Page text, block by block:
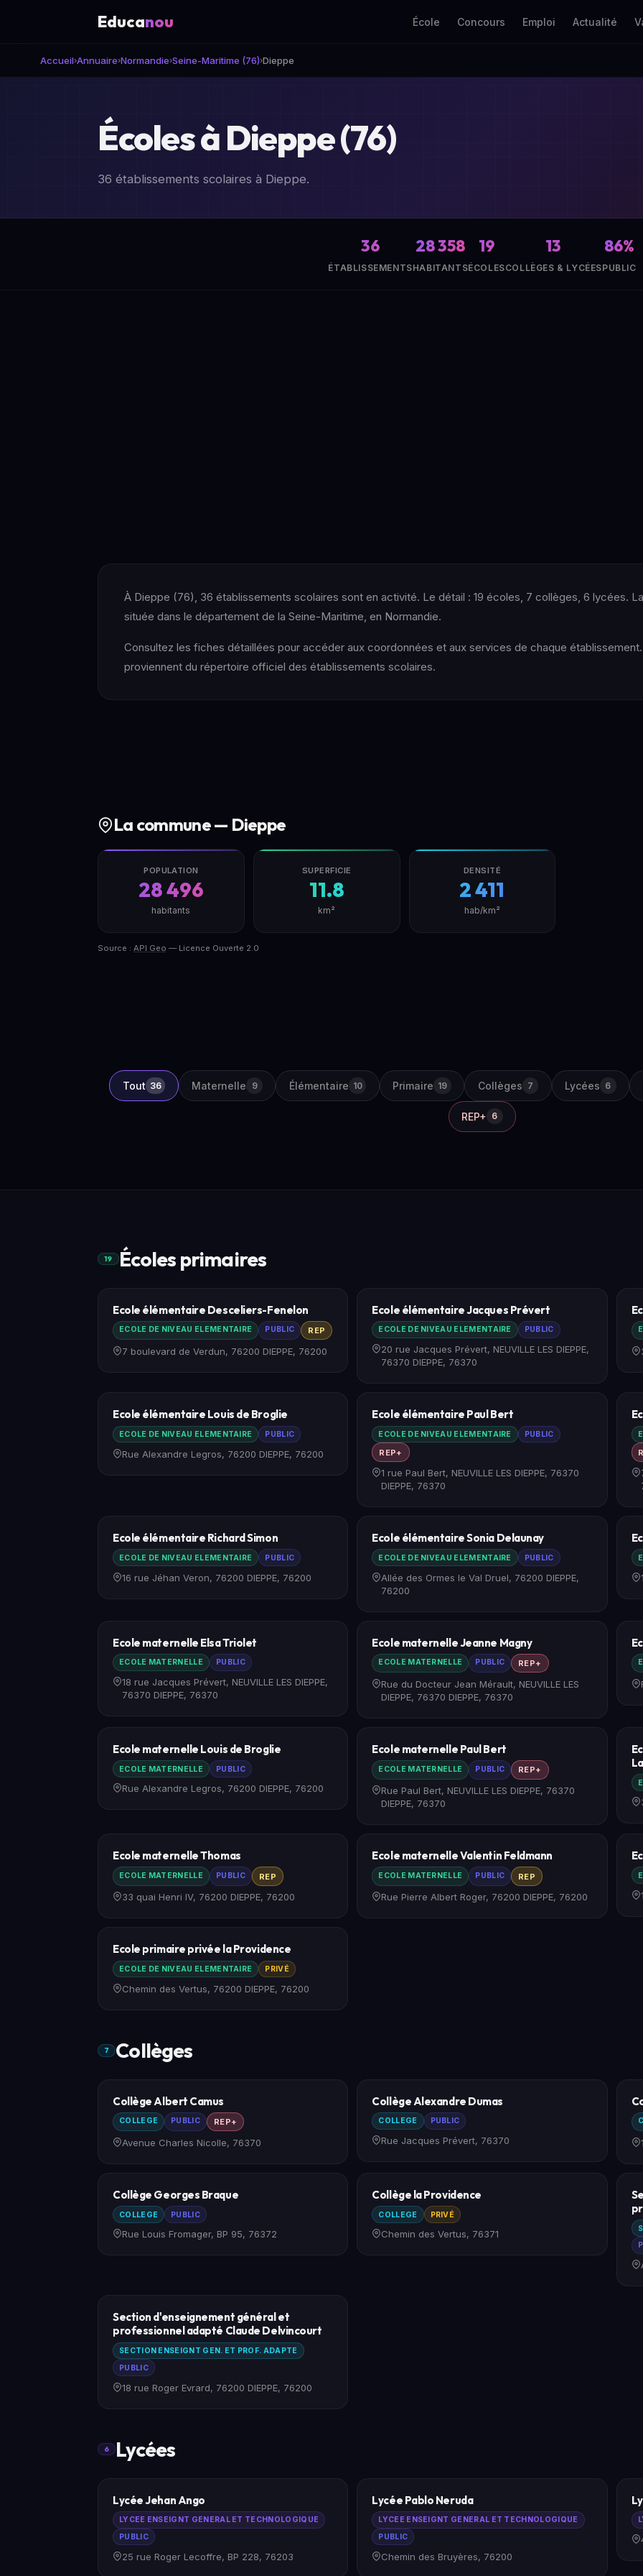
Educanou École Concours Emploi Actualité
Accueil›Annuaire›Normandie›Seine-Maritime (76)›Dieppe
Écoles à Dieppe (76)
36 établissements scolaires à Dieppe.
36
ÉTABLISSEMENTS
28 358
HABITANTS
19
ÉCOLES
13
COLLÈGES & LYCÉES
86%
PUBLIC
À Dieppe (76), 36 établissements scolaires sont en activité. Le détail : 19 écoles, 7 collèges, 6 lycées.
située dans le département de la Seine-Maritime, en Normandie.
Consultez les fiches détaillées pour accéder aux coordonnées et aux services de chaque
proviennent du répertoire officiel des établissements scolaires.
La commune — Dieppe
POPULATION
28 496
habitants
SUPERFICIE
11.8
km²
DENSITÉ
2 411
hab/km²
Source : API Geo — Licence Ouverte 2.0
Tout 36 Maternelle 9 Élémentaire 10 Primaire 19 Collèges 7 Lycées 6
REP+ 6
19 Écoles primaires
Ecole élémentaire Desceliers-Fenelon
ECOLE DE NIVEAU ELEMENTAIRE PUBLIC REP
7 boulevard de Verdun, 76200 DIEPPE, 76200
Ecole élémentaire Jacques Prévert
ECOLE DE NIVEAU ELEMENTAIRE PUBLIC
20 rue Jacques Prévert, NEUVILLE LES DIEPPE,
76370 DIEPPE, 76370
Ecole élémentaire Louis de Broglie
ECOLE DE NIVEAU ELEMENTAIRE PUBLIC
Rue Alexandre Legros, 76200 DIEPPE, 76200
Ecole élémentaire Paul Bert
ECOLE DE NIVEAU ELEMENTAIRE PUBLIC
REP+
1 rue Paul Bert, NEUVILLE LES DIEPPE, 76370
DIEPPE, 76370
Ecole élémentaire Richard Simon
ECOLE DE NIVEAU ELEMENTAIRE PUBLIC
16 rue Jéhan Veron, 76200 DIEPPE, 76200
Ecole élémentaire Sonia Delaunay
ECOLE DE NIVEAU ELEMENTAIRE PUBLIC
Allée des Ormes le Val Druel, 76200 DIEPPE,
76200
Ecole maternelle Elsa Triolet
ECOLE MATERNELLE PUBLIC
18 rue Jacques Prévert, NEUVILLE LES DIEPPE,
76370 DIEPPE, 76370
Ecole maternelle Jeanne Magny
ECOLE MATERNELLE PUBLIC REP+
Rue du Docteur Jean Mérault, NEUVILLE LES
DIEPPE, 76370 DIEPPE, 76370
Ecole maternelle Louis de Broglie
ECOLE MATERNELLE PUBLIC
Rue Alexandre Legros, 76200 DIEPPE, 76200
Ecole maternelle Paul Bert
ECOLE MATERNELLE PUBLIC REP+
Rue Paul Bert, NEUVILLE LES DIEPPE, 76370
DIEPPE, 76370
Ecole maternelle Thomas
ECOLE MATERNELLE PUBLIC REP
33 quai Henri IV, 76200 DIEPPE, 76200
Ecole maternelle Valentin Feldmann
ECOLE MATERNELLE PUBLIC REP
Rue Pierre Albert Roger, 76200 DIEPPE, 76200
Ecole primaire privée la Providence
ECOLE DE NIVEAU ELEMENTAIRE PRIVÉ
Chemin des Vertus, 76200 DIEPPE, 76200
7 Collèges
Collège Albert Camus
COLLEGE PUBLIC REP+
Avenue Charles Nicolle, 76370
Collège Alexandre Dumas
COLLEGE PUBLIC
Rue Jacques Prévert, 76370
Collège Georges Braque
COLLEGE PUBLIC
Rue Louis Fromager, BP 95, 76372
Collège la Providence
COLLEGE PRIVÉ
Chemin des Vertus, 76371
Section d'enseignement général et
professionnel adapté Claude Delvincourt
SECTION ENSEIGNT GEN. ET PROF. ADAPTE
PUBLIC
18 rue Roger Evrard, 76200 DIEPPE, 76200
6 Lycées
Lycée Jehan Ango
LYCEE ENSEIGNT GENERAL ET TECHNOLOGIQUE
PUBLIC
25 rue Roger Lecoffre, BP 228, 76203
Lycée Pablo Neruda
LYCEE ENSEIGNT GENERAL ET TECHNOLOGIQUE
PUBLIC
Chemin des Bruyères, 76200